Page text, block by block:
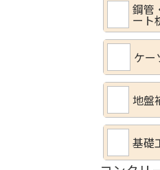
鋼管
ート
ケー
地盤
基礎